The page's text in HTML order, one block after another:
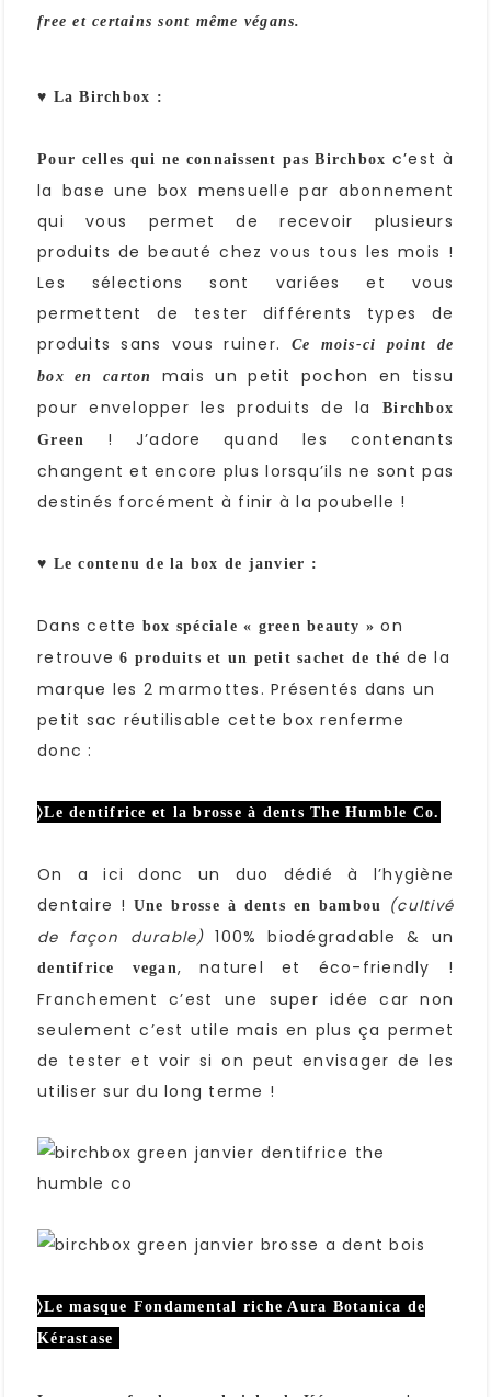
free et certains sont même végans.
♥ La Birchbox :
Pour celles qui ne connaissent pas Birchbox c’est à
la base une box mensuelle par abonnement
qui vous permet de recevoir plusieurs
produits de beauté chez vous tous les mois !
Les sélections sont variées et vous
permettent de tester différents types de
produits sans vous ruiner.
Ce mois-ci point de
box en carton
mais un petit pochon en tissu
pour envelopper les produits de la
Birchbox
Green
! J’adore quand les contenants
changent et encore plus lorsqu’ils ne sont pas
destinés forcément à finir à la poubelle !
♥ Le contenu de la box de janvier :
Dans cette box spéciale « green beauty » on
retrouve6 produits et un petit sachet de thé de la
marque les 2 marmottes. Présentés dans un
petit sac réutilisable cette box renferme
donc :
〉Le dentifrice et la brosse à dents The Humble Co.
On a ici donc un duo dédié à l’hygiène
dentaire ! Une brosse à dents en bambou
(cultivé
de façon durable) 100% biodégradable & un
dentifrice vegan, naturel et éco-friendly !
Franchement c’est une super idée car non
seulement c’est utile mais en plus ça permet
de tester et voir si on peut envisager de les
utiliser sur du long terme !
〉Le masque Fondamental riche Aura Botanica de
Kérastase